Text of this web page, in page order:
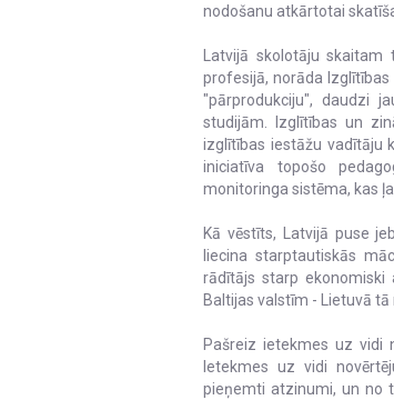
nodošanu atkārtotai
Latvijā skolotāju
profesijā, norāda
"pārprodukciju", daudzi
studijām. Izglītības un
izglītības iestāžu vadītāju
iniciatīva topošo
monitoringa sistēma, kas
Kā vēstīts, Latvijā puse
liecina starptautiskās
rādītājs starp ekonomiski
Baltijas valstīm - Lietuvā tā
Pašreiz ietekmes uz vidi
Ietekmes uz vidi
pieņemti atzinumi, un no